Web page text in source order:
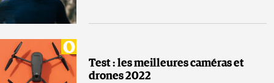
Test : les meilleures caméras et
drones 2022